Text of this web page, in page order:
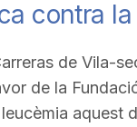
contra
de Vila-
de la
aquest